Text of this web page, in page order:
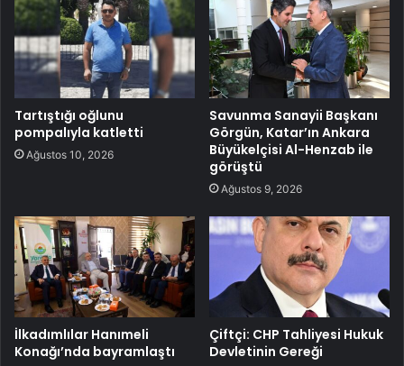
Tartıştığı oğlunu
pompalıyla katletti
Ağustos 10, 2026
Savunma Sanayii Başkanı
Görgün, Katar’ın Ankara
Büyükelçisi Al-Henzab ile
görüştü
Ağustos 9, 2026
İlkadımlılar Hanımeli
Konağı’nda bayramlaştı
Çiftçi: CHP Tahliyesi Hukuk
Devletinin Gereği